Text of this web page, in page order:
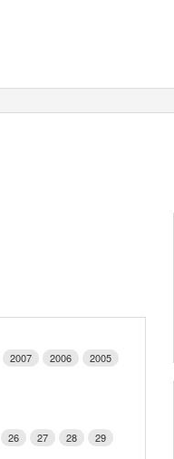
2007 2006
2005
26 27 28
29